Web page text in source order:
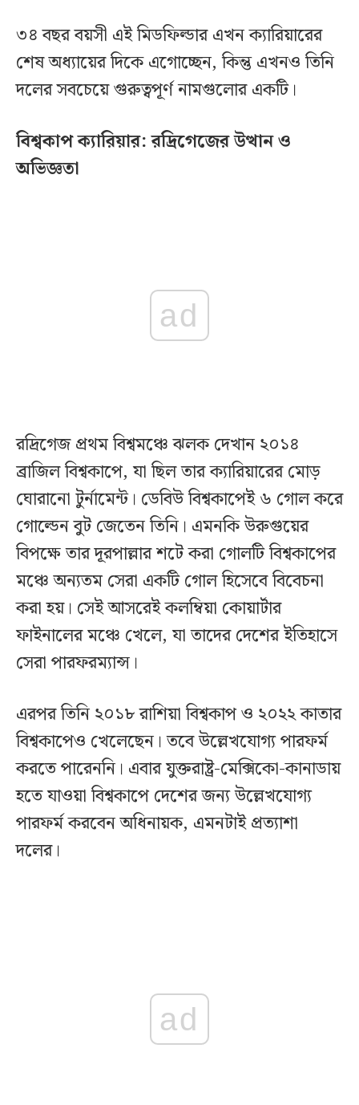
৩৪ বছর বয়সী এই মিডফিল্ডার এখন ক্যারিয়ারের
শেষ অধ্যায়ের দিকে এগোচ্ছেন, কিন্তু এখনও তিনি
দলের সবচেয়ে গুরুত্বপূর্ণ নামগুলোর একটি।
বিশ্বকাপ ক্যারিয়ার: রদ্রিগেজের উত্থান ও
অভিজ্ঞতা
ad
রদ্রিগেজ প্রথম বিশ্বমঞ্চে ঝলক দেখান ২০১৪
ব্রাজিল বিশ্বকাপে, যা ছিল তার ক্যারিয়ারের মোড়
ঘোরানো টুর্নামেন্ট। ডেবিউ বিশ্বকাপেই ৬ গোল করে
গোল্ডেন বুট জেতেন তিনি। এমনকি উরুগুয়ের
বিপক্ষে তার দূরপাল্লার শটে করা গোলটি বিশ্বকাপের
মঞ্চে অন্যতম সেরা একটি গোল হিসেবে বিবেচনা
করা হয়। সেই আসরেই কলম্বিয়া কোয়ার্টার
ফাইনালের মঞ্চে খেলে, যা তাদের দেশের ইতিহাসে
সেরা পারফরম্যান্স।
এরপর তিনি ২০১৮ রাশিয়া বিশ্বকাপ ও ২০২২ কাতার
বিশ্বকাপেও খেলেছেন। তবে উল্লেখযোগ্য পারফর্ম
করতে পারেননি। এবার যুক্তরাষ্ট্র-মেক্সিকো-কানাডায়
হতে যাওয়া বিশ্বকাপে দেশের জন্য উল্লেখযোগ্য
পারফর্ম করবেন অধিনায়ক, এমনটাই প্রত্যাশা
দলের।
ad